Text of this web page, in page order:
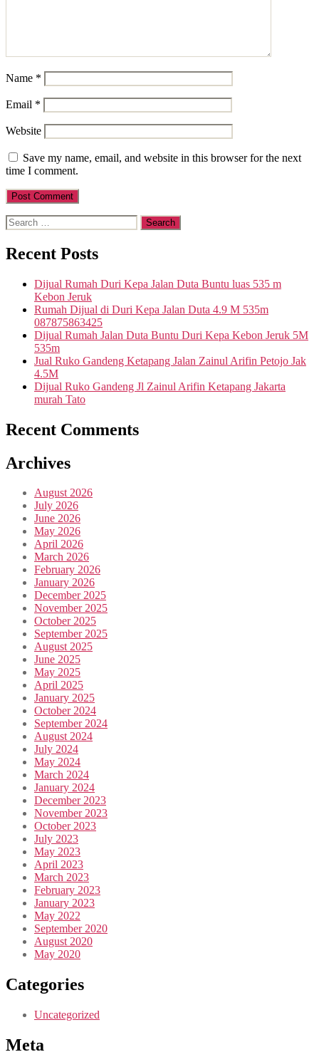
Name *
Email *
Website
Save my name, email, and website in this browser for the next
time I comment.
Search
for:
Recent Posts
Dijual Rumah Duri Kepa Jalan Duta Buntu luas 535 m
Kebon Jeruk
Rumah Dijual di Duri Kepa Jalan Duta 4.9 M 535m
087875863425
Dijual Rumah Jalan Duta Buntu Duri Kepa Kebon Jeruk 5M
535m
Jual Ruko Gandeng Ketapang Jalan Zainul Arifin Petojo Jak
4.5M
Dijual Ruko Gandeng Jl Zainul Arifin Ketapang Jakarta
murah Tato
Recent Comments
Archives
August 2026
July 2026
June 2026
May 2026
April 2026
March 2026
February 2026
January 2026
December 2025
November 2025
October 2025
September 2025
August 2025
June 2025
May 2025
April 2025
January 2025
October 2024
September 2024
August 2024
July 2024
May 2024
March 2024
January 2024
December 2023
November 2023
October 2023
July 2023
May 2023
April 2023
March 2023
February 2023
January 2023
May 2022
September 2020
August 2020
May 2020
Categories
Uncategorized
Meta